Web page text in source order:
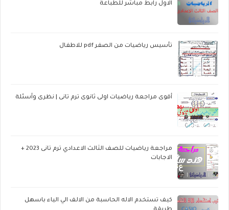
الاول رابط مباشر للطباعة
تأسيس رياضيات من الصفر pdf للاطفال
أقوى مراجعة رياضيات اولى ثانوى ترم تانى | نظرى وأسئلة
مراجعة رياضيات للصف الثالث الاعدادي ترم تانى 2023 +
الاجابات
كيف تستخدم الاله الحاسبة من الالف الي الياء باسهل